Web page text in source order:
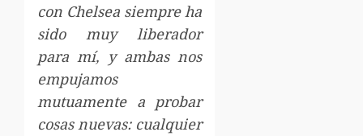
con Chelsea siempre ha
sido muy liberador
para mí, y ambas nos
empujamos
mutuamente a probar
cosas nuevas: cualquier